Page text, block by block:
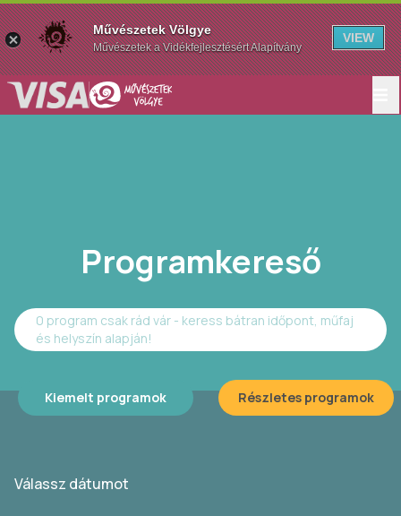
Programkereső
0 program csak rád vár - keress bátran időpont, műfaj
és helyszín alapján!
Kiemelt programok Részletes programok
Válassz dátumot
Művészetek Völgye
Művészetek a Vidékfejlesztésért Alapítvány
VIEW